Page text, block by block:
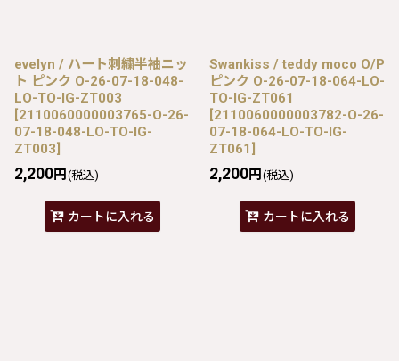
evelyn / ハート刺繍半袖ニッ
ト ピンク O-26-07-18-048-
LO-TO-IG-ZT003
[2110060000003765-O-26-
07-18-048-LO-TO-IG-
ZT003]
2,200円 (税込)
カートに入れる
Swankiss / teddy moco O/P
ピンク O-26-07-18-064-LO-
TO-IG-ZT061
[2110060000003782-O-26-
07-18-064-LO-TO-IG-
ZT061 ]
2,200円 (税込)
カートに入れる